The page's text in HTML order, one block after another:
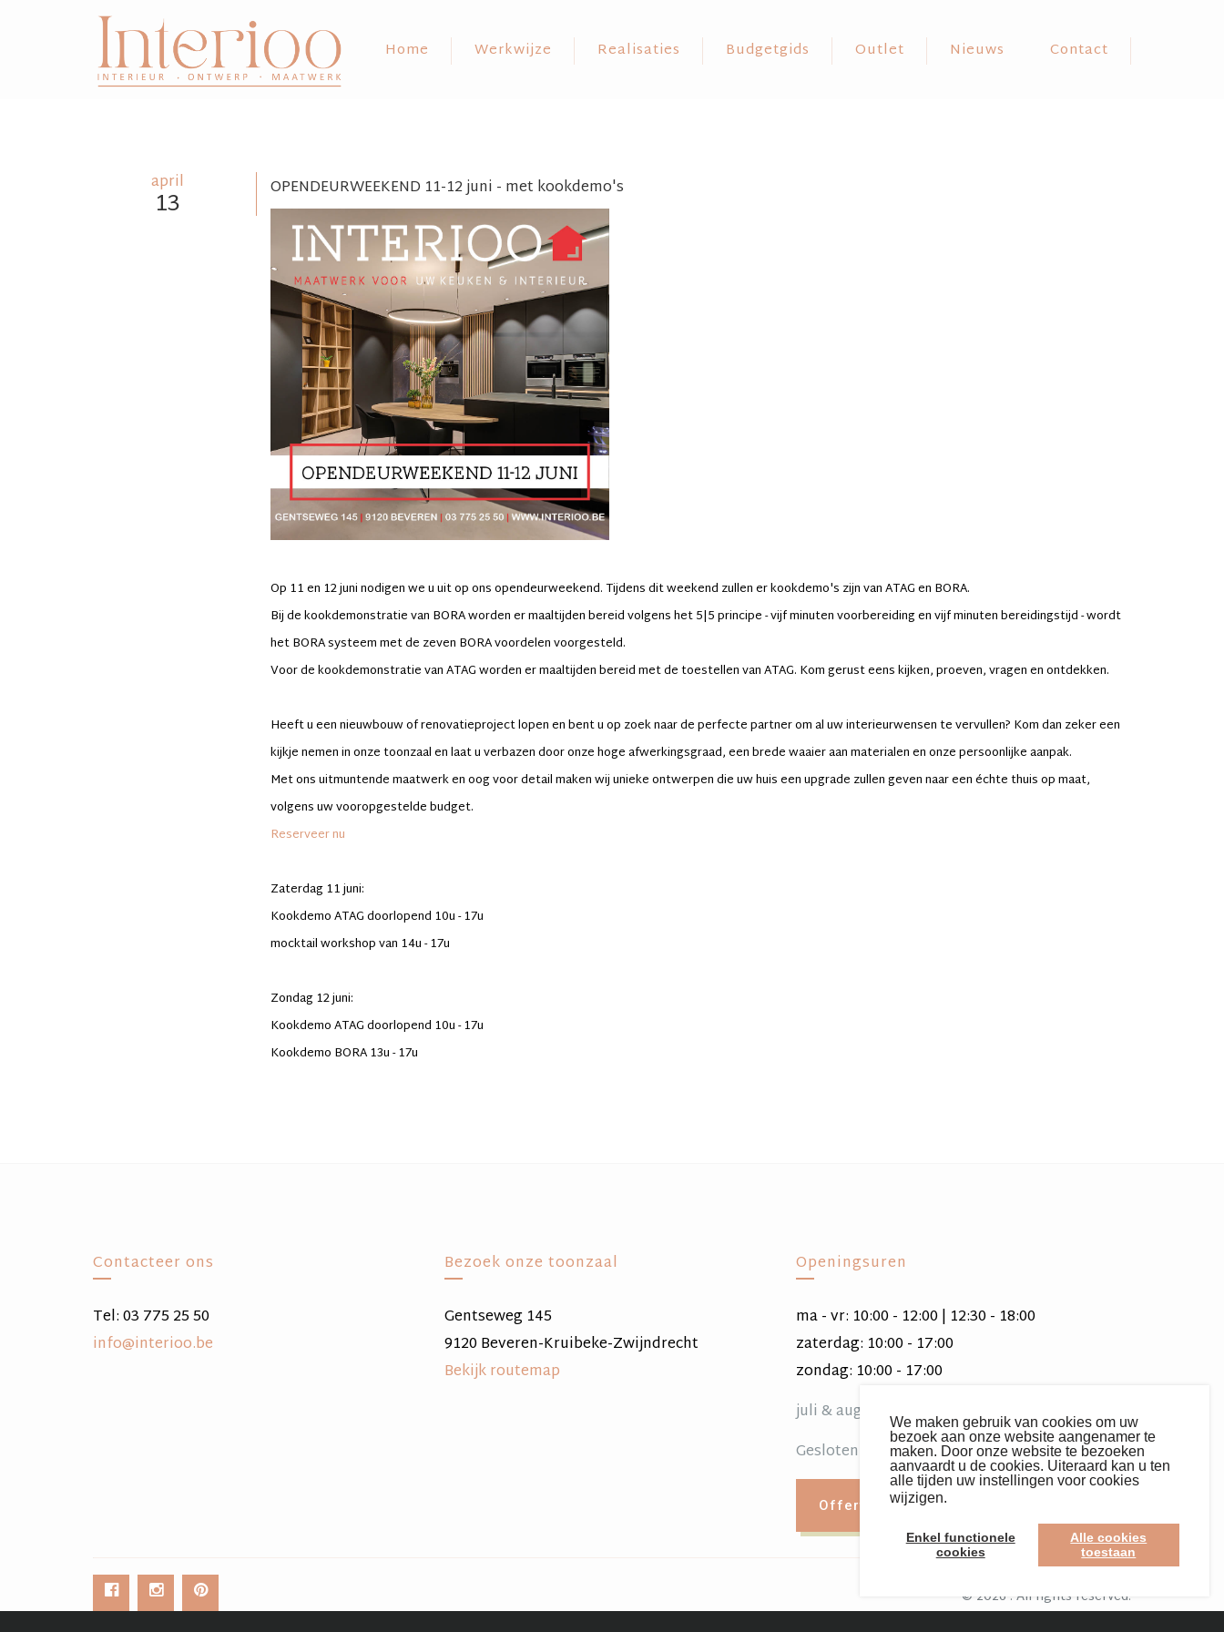
We maken gebruik van cookies om uw
bezoek aan onze website aangenamer te
maken. Door onze website te bezoeken
aanvaardt u de cookies. Uiteraard kan u ten
alle tijden uw instellingen voor cookies
wijzigen.
Enkel functionele
cookies
Alle cookies
toestaan
Home Werkwijze Realisaties Budgetgids Outlet Nieuws Contact
april
13 OPENDEURWEEKEND 11-12 juni - met kookdemo's
Op 11 en 12 juni nodigen we u uit op ons opendeurweekend. Tijdens dit weekend zullen er kookdemo's zijn van ATAG en BORA.
Bij de kookdemonstratie van BORA worden er maaltijden bereid volgens het 5|5 principe - vijf minuten voorbereiding en vijf minuten bereidingstijd - wordt
het BORA systeem met de zeven BORA voordelen voorgesteld.
Voor de kookdemonstratie van ATAG worden er maaltijden bereid met de toestellen van ATAG. Kom gerust eens kijken, proeven, vragen en ontdekken.
Heeft u een nieuwbouw of renovatieproject lopen en bent u op zoek naar de perfecte partner om al uw interieurwensen te vervullen? Kom dan zeker een
kijkje nemen in onze toonzaal en laat u verbazen door onze hoge afwerkingsgraad, een brede waaier aan materialen en onze persoonlijke aanpak.
Met ons uitmuntende maatwerk en oog voor detail maken wij unieke ontwerpen die uw huis een upgrade zullen geven naar een échte thuis op maat,
volgens uw vooropgestelde budget.
Reserveer nu
Zaterdag 11 juni:
Kookdemo ATAG doorlopend 10u - 17u
mocktail workshop van 14u - 17u
Zondag 12 juni:
Kookdemo ATAG doorlopend 10u - 17u
Kookdemo BORA 13u - 17u
Contacteer ons
Tel: 03 775 25 50
info@interioo.be
Bezoek onze toonzaal
Gentseweg 145
9120 Beveren-Kruibeke-Zwijndrecht
Bekijk routemap
Openingsuren
ma - vr: 10:00 - 12:00 | 12:30 - 18:00
zaterdag: 10:00 - 17:00
zondag: 10:00 - 17:00
juli & augustus gesloten op zondag.
Gesloten op feestdagen
Offerte aanvragen
© 2026 . All rights reserved.